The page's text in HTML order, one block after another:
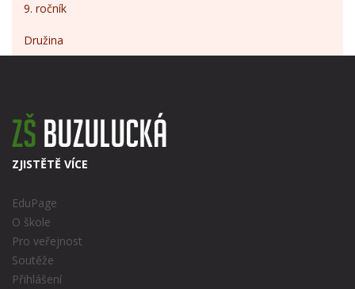
9. ročník
Družina
ZJISTĚTĚ VÍCE
EduPage
O škole
Pro veřejnost
Soutěže
Přihlášení